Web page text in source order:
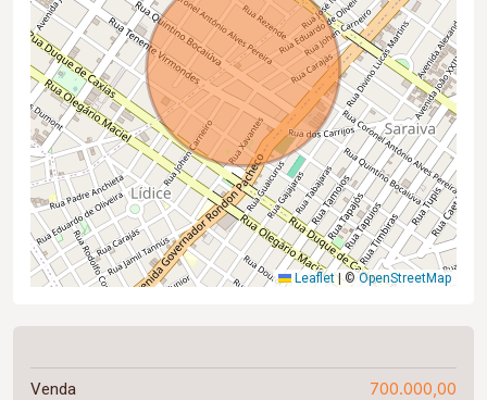
Leaflet |©OpenStreetMap
Venda 700.000,00